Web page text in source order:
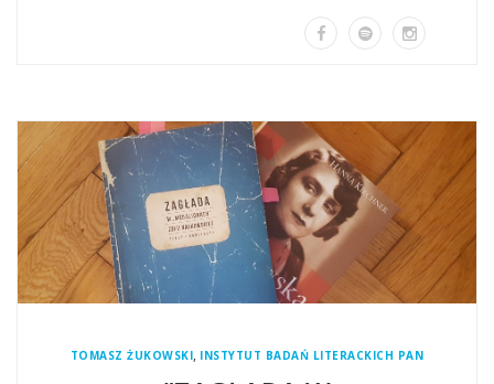
TOMASZ ŻUKOWSKI, INSTYTUT BADAŃ LITERACKICH PAN